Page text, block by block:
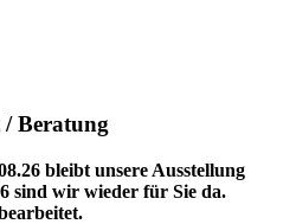
Beratung
bleibt unsere Ausstellung
sind wir wieder für Sie da.